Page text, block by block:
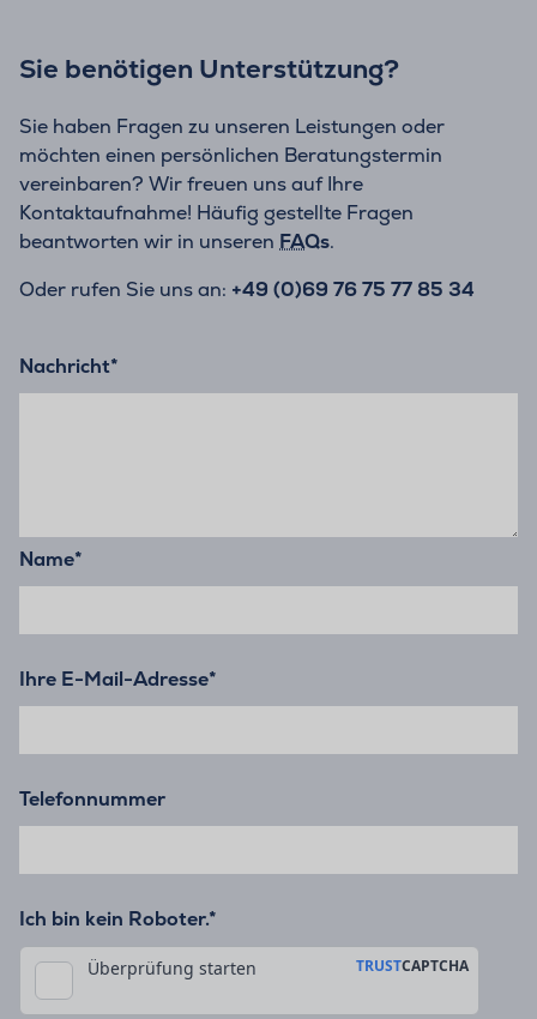
Sie benötigen Unterstützung?
Sie haben Fragen zu unseren Leistungen oder
möchten einen persönlichen Beratungstermin
vereinbaren? Wir freuen uns auf Ihre
Kontaktaufnahme! Häufig gestellte Fragen
beantworten wir in unseren FAQs.
Oder rufen Sie uns an: +49 (0)69 76 75 77 85 34
Nachricht*
Name*
Ihre E-Mail-Adresse*
Telefonnummer
Ich bin kein Roboter.*